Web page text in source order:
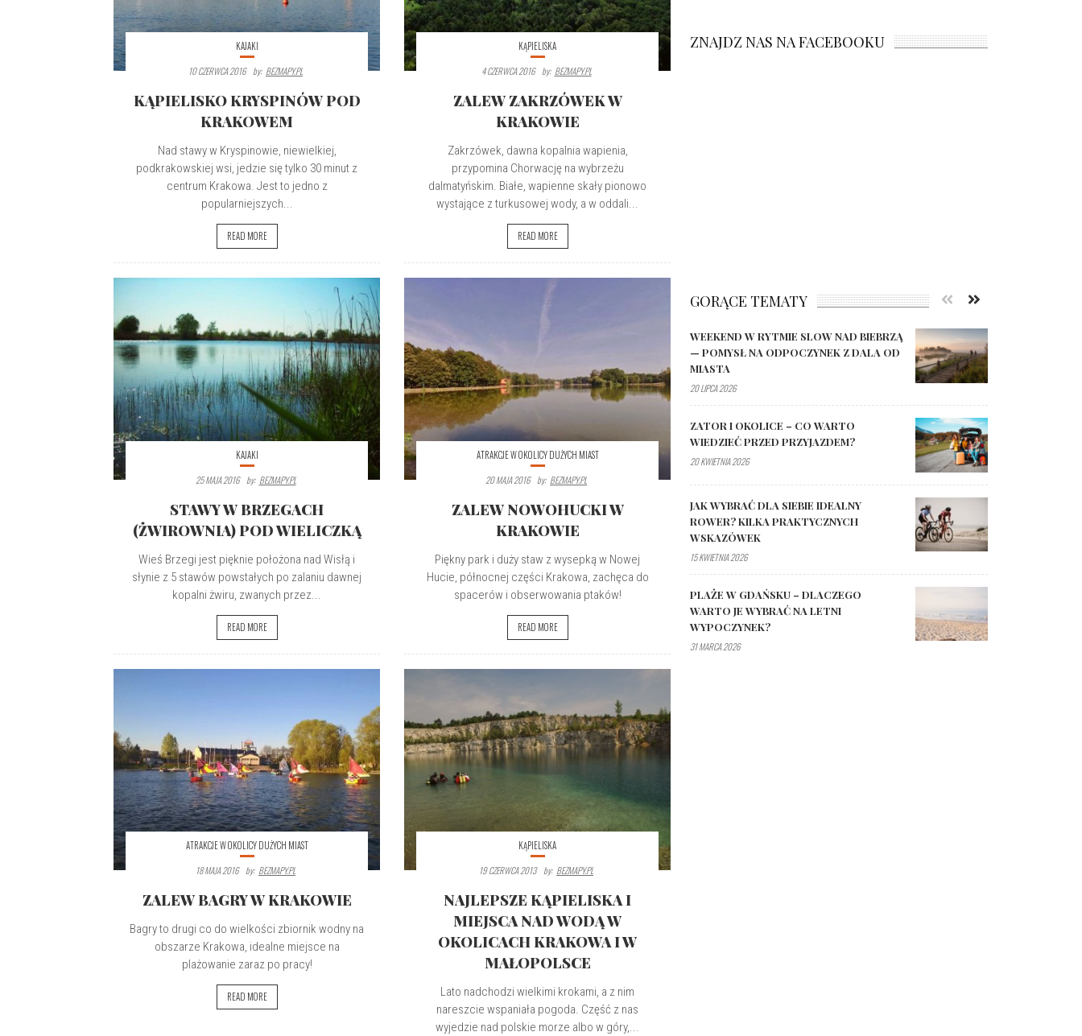
KAJAKI
10 CZERWCA 2016 By: BEZMAPY.PL
KĄPIELISKO KRYSPINÓW POD
KRAKOWEM
Nad stawy w Kryspinowie, niewielkiej,
podkrakowskiej wsi, jedzie się tylko 30 minut z
centrum Krakowa. Jest to jedno z
popularniejszych...
READ MORE
KĄPIELISKA
4 CZERWCA 2016 By: BEZMAPY.PL
ZALEW ZAKRZÓWEK W
KRAKOWIE
Zakrzówek, dawna kopalnia wapienia,
przypomina Chorwację na wybrzeżu
dalmatyńskim. Białe, wapienne skały pionowo
wystające z turkusowej wody, a w oddali...
READ MORE
KAJAKI
25 MAJA 2016
By: BEZMAPY.PL
STAWY W BRZEGACH
(ŻWIROWNIA) POD WIELICZKĄ
Wieś Brzegi jest pięknie położona nad Wisłą i
słynie z 5 stawów powstałych po zalaniu dawnej
kopalni żwiru, zwanych przez...
READ MORE
ATRAKCJE W OKOLICY DUŻYCH MIAST
20 MAJA 2016
By: BEZMAPY.PL
ZALEW NOWOHUCKI W
KRAKOWIE
Piękny park i duży staw z wysepką w Nowej
Hucie, północnej części Krakowa, zachęca do
spacerów i obserwowania ptaków!
READ MORE
ATRAKCJE W OKOLICY DUŻYCH MIAST
18 MAJA 2016 By: BEZMAPY.PL
ZALEW BAGRY W KRAKOWIE
Bagry to drugi co do wielkości zbiornik wodny na
obszarze Krakowa, idealne miejsce na
plażowanie zaraz po pracy!
READ MORE
KĄPIELISKA
19 CZERWCA 2013 By: BEZMAPY.PL
NAJLEPSZE KĄPIELISKA I
MIEJSCA NAD WODĄ W
OKOLICACH KRAKOWA I W
MAŁOPOLSCE
Lato nadchodzi wielkimi krokami, a z nim
nareszcie wspaniała pogoda. Część z nas
wyjedzie nad polskie morze albo w góry,...
ZNAJDZ NAS NA FACEBOOKU
GORĄCE TEMATY
WEEKEND W RYTMIE SLOW NAD BIEBRZĄ
— POMYSŁ NA ODPOCZYNEK Z DALA OD
MIASTA
20 LIPCA 2026
ZATOR I OKOLICE – CO WARTO
WIEDZIEĆ PRZED PRZYJAZDEM?
20 KWIETNIA 2026
JAK WYBRAĆ DLA SIEBIE IDEALNY
ROWER? KILKA PRAKTYCZNYCH
WSKAZÓWEK
15 KWIETNIA 2026
PLAŻE W GDAŃSKU – DLACZEGO
WARTO JE WYBRAĆ NA LETNI
WYPOCZYNEK?
31 MARCA 2026